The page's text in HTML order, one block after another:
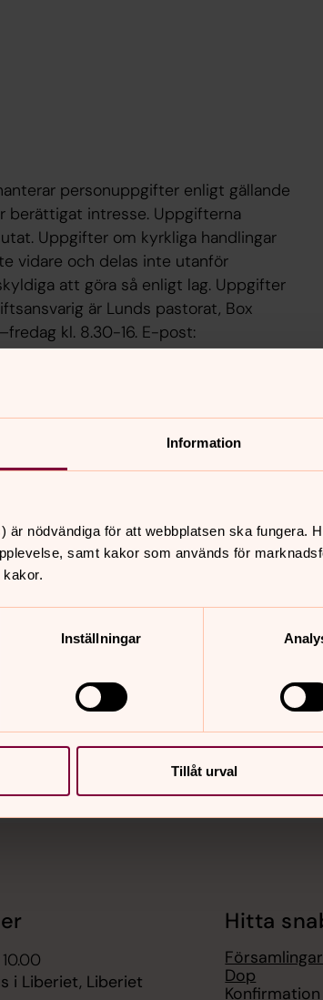
Information
är nödvändiga för att webbplatsen ska fungera.
samt kakor som används för
Inställningar
Tillåt urval
personuppgifter enligt gällande
berättigat intresse. Uppgifterna
Uppgifter om kyrkliga handlingar
vidare och delas inte utanför
att göra så enligt lag. Uppgifter
är Lunds pastorat, Box
kl. 8.30-16. E-post:
Ta kontakt om du vill ha ut
begära rättelse, överföring eller
invändningar eller begära
behandling av dina
i Liberiet, Liberiet
Hitta
Församlingar
Dop
Konfirmation